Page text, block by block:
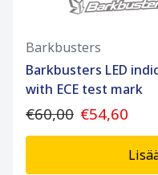
Barkbusters
Barkbusters LED
with ECE test mark
€60,00 €54,60